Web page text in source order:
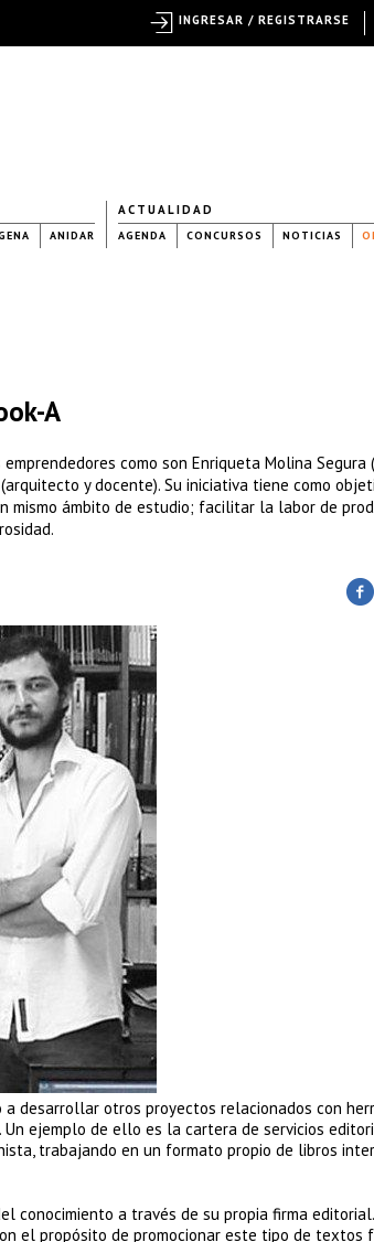
ANIDAR
ACTUALIDAD
AGENDA CONCURSOS NOTICIAS
A
como son Enriqueta Molina Segura
y docente). Su iniciativa tiene como
mismo ámbito de estudio; facilitar la labor de
desarrollar otros proyectos relacionados con
ejemplo de ello es la cartera de servicios
trabajando en un formato propio de libros
conocimiento a través de su propia firma
el propósito de promocionar este tipo de textos
INGRESAR / REGISTRARSE